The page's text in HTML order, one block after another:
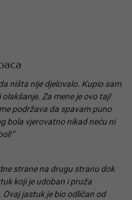
ništa nije djelovalo. Kupio sam
Za mene je ovo taj!
podržava da spavam puno
bola vjerovatno nikad neću ni
strane na drugu stranu dok
koji je udoban i pruža
jastuk je bio odličan od